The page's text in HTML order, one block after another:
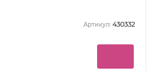
Артикул: 430332